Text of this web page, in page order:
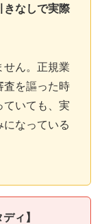
きなしで実際
せん。正規業
査を謳った時
ていても、実
になっている
ィ】